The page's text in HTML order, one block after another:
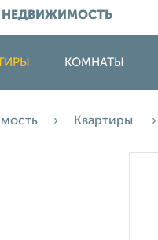
НЕДВИЖИМОСТЬ
КОМНАТЫ
Квартиры